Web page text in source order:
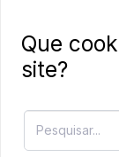
Que
site?